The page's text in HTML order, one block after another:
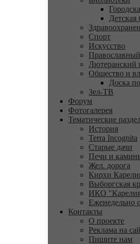
Детская
Спорт
Искусство
Лютеранский
Общество и
Доска
Зел-ТВ
Форум
Фотогалерея
Тематические
История
Terra Incognita
Старые дачи
Печи и
Жел. дорога
Кирхи
Выборгская
ИКО
Еженедельно
Контакты
О проекте
Реклама на
Пишите нам